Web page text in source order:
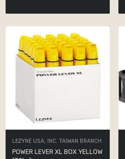
LEZYNE USA, INC. TAIWAN BRANCH
POWER LEVER XL BOX YELLOW